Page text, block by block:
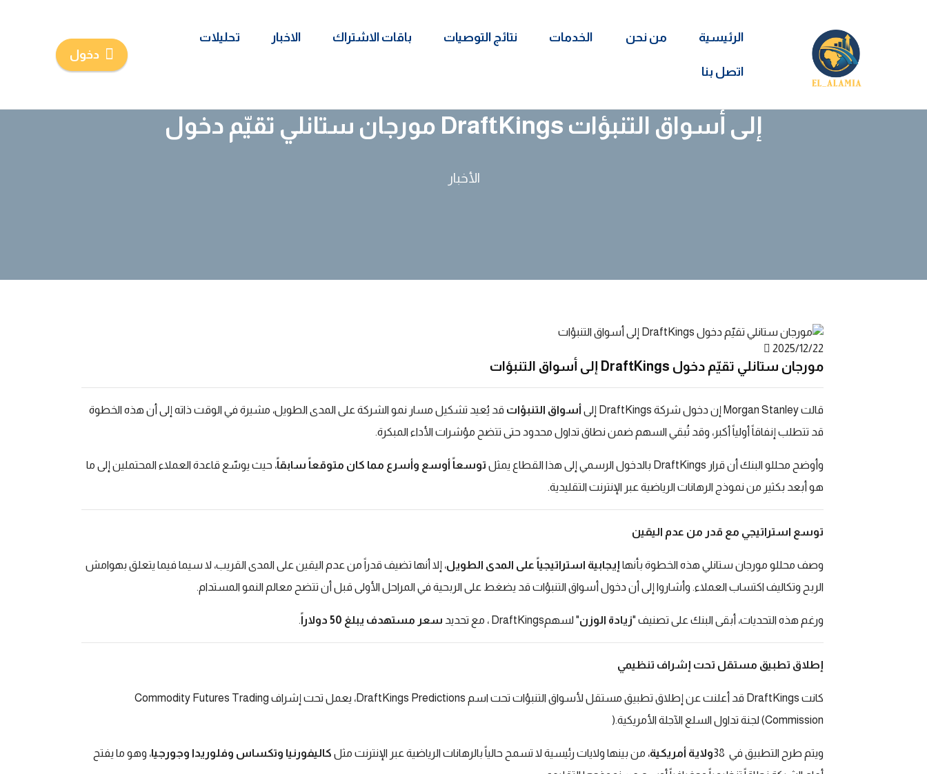
الرئيسية من نحن الخدمات نتائج التوصيات باقات الاشتراك الاخبار تحليلات
اتصل بنا
دخول
مورجان ستانلي تقيّم دخول DraftKings إلى أسواق التنبؤات
الأخبار
2025/12/22
مورجان ستانلي تقيّم دخول DraftKings إلى أسواق التنبؤات
قالتMorgan Stanley إن دخول شركة DraftKings إلى أسواق التنبؤات قد يُعيد تشكيل مسار نمو الشركة على المدى الطويل، مشيرة في الوقت ذاته إلى أن هذه الخطوة
قد تتطلب إنفاقاً أولياً أكبر، وقد تُبقي السهم ضمن نطاق تداول محدود حتى تتضح مؤشرات الأداء المبكرة.
وأوضح محللو البنك أن قرار DraftKings بالدخول الرسمي إلى هذا القطاع يمثل توسعاً أوسع وأسرع مما كان متوقعاً سابقاً، حيث يوسّع قاعدة العملاء المحتملين إلى ما
هو أبعد بكثير من نموذج الرهانات الرياضية عبر الإنترنت التقليدية.
توسع استراتيجي مع قدر من عدم اليقين
وصف محللو مورجان ستانلي هذه الخطوة بأنها إيجابية استراتيجياً على المدى الطويل، إلا أنها تضيف قدراً من عدم اليقين على المدى القريب، لا سيما فيما يتعلق بهوامش
الربح وتكاليف اكتساب العملاء. وأشاروا إلى أن دخول أسواق التنبؤات قد يضغط على الربحية في المراحل الأولى قبل أن تتضح معالم النمو المستدام.
ورغم هذه التحديات، أبقى البنك على تصنيف "زيادة الوزن" لسهمDraftKings ، مع تحديد سعر مستهدف يبلغ 50 دولاراً .
إطلاق تطبيق مستقل تحت إشراف تنظيمي
كانت DraftKings قد أعلنت عن إطلاق تطبيق مستقل لأسواق التنبؤات تحت اسم DraftKings Predictions، يعمل تحت إشراف Commodity Futures Trading
Commission
( لجنة تداول السلع الآجلة الأمريكية).
ويتم طرح التطبيق في 38ولاية أمريكية، من بينها ولايات رئيسية لا تسمح حالياً بالرهانات الرياضية عبر الإنترنت مثل كاليفورنيا وتكساس وفلوريدا وجورجيا، وهو ما يفتح